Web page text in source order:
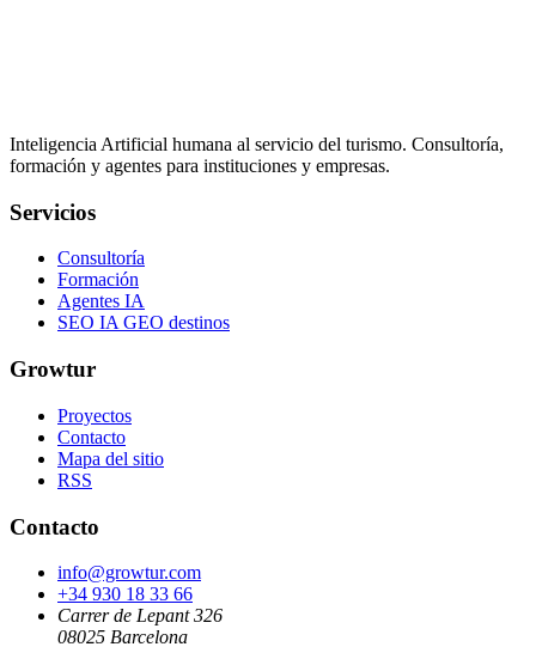
Inteligencia Artificial humana al servicio del turismo. Consultoría,
formación y agentes para instituciones y empresas.
Servicios
Consultoría
Formación
Agentes IA
SEO IA GEO destinos
Growtur
Proyectos
Contacto
Mapa del sitio
RSS
Contacto
info@growtur.com
+34 930 18 33 66
Carrer de Lepant 326
08025 Barcelona